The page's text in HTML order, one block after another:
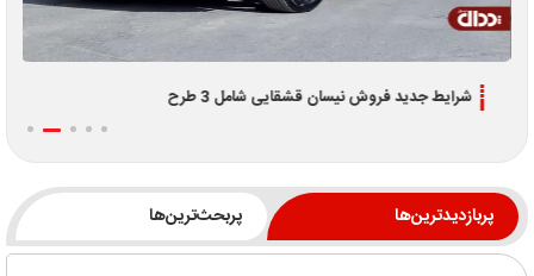
شرایط جدید فروش نیسان قشقایی شامل 3 طرح
پربازدیدترین‌ها پربحث‌ترین‌ها